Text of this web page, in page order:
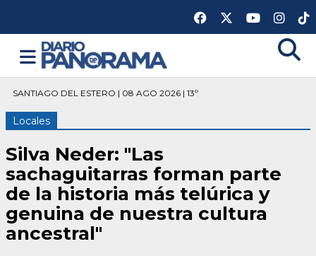
SANTIAGO DEL ESTERO | 08 AGO 2026 | 13º
Locales
Silva Neder: "Las
sachaguitarras forman parte
de la historia más telúrica y
genuina de nuestra cultura
ancestral"